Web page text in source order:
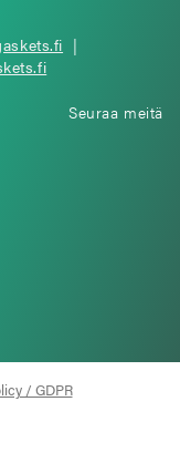
|
Seuraa meitä
/ GDPR